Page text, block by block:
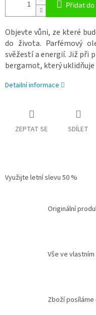
Přidat do
Objevte vůni, ze které
do života. Parfémový
svěžestí a energií. Již při
bergamot, který uklidňuje
Detailní informace
ZEPTAT SE SDÍLET
Využijte letní slevu 50 %
Originální
Vše ve
Zboží